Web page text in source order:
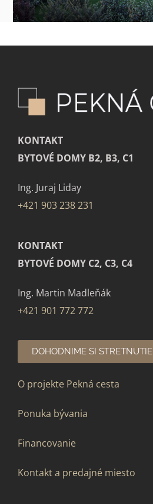
KONTAKT
BYTOVÉ DOMY B2, B3, C1
Ing. Juraj Liday
+421 903 238 231
KONTAKT
BYTOVÉ DOMY C2, C3, C4
Ing. Martin Madleňák
+421 901 772 772
DOHODNIME SI STRETNUTIE
O projekte Pekná cesta
Ponuka bývania
Financovanie
Kontakt a predajné miesto